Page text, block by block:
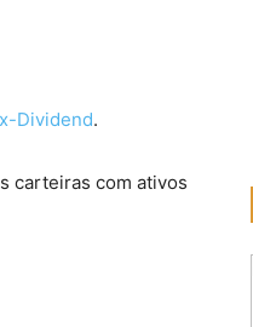
Dividend.
carteiras com ativos